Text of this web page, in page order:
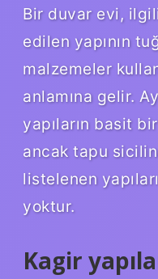
Bir duvar evi,
edilen yapının
malzemeler
anlamına gelir.
yapıların basit
ancak tapu
listelenen
yoktur.
Kagir